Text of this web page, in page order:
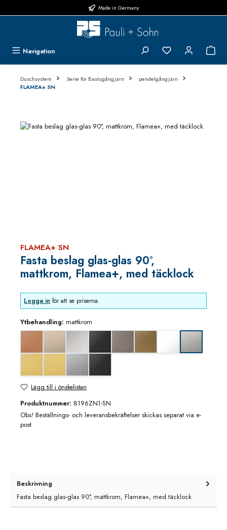
Made in Germany
Navigation Du har 0 objekt i
Duschsystem Serie för Bastugångjärn
pendelgångjärn
FLAMEA+ SN
Hoppa över bildgalleri
FLAMEA+ SN
Fasta beslag glas‑glas 90°,
mattkrom, Flamea+, med täcklock
Logga in för att se priserna.
Ytbehandling: mattkrom
djupsvart mattgrafitmetall utseende (borstad)
Lägg till i önskelistan
Produktnummer: 8196ZN1-SN
Obs! Beställnings- och leveransbekräftelser skickas separat via e-
post
Beskrivning
Fasta beslag glas‑glas 90°, mattkrom, Flamea+, med täcklock